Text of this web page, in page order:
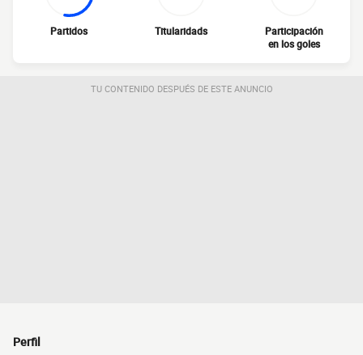
Partidos Titularidads
Participación
en los goles
TU CONTENIDO DESPUÉS DE ESTE ANUNCIO
Perfil